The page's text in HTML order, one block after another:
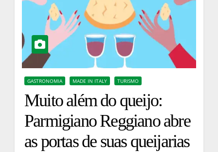
GASTRONOMIA MADE IN ITALY TURISMO
Muito além do queijo:
Parmigiano Reggiano abre
as portas de suas queijarias